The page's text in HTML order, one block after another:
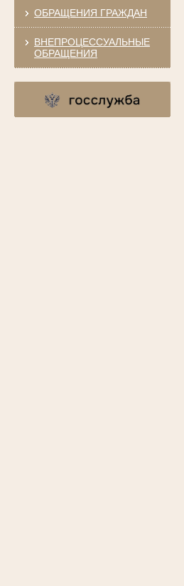
ОБРАЩЕНИЯ ГРАЖДАН
ВНЕПРОЦЕССУАЛЬНЫЕ
ОБРАЩЕНИЯ